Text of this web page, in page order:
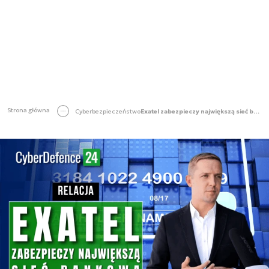
Strona główna Cyberbezpieczeństwo Exatel zabezpieczy największą sieć bankową